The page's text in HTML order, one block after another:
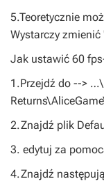
5.Teoretycznie
Wystarczy
Jak ustawić 60
1.Przejdź do -->
2.Znajdź plik
3. edytuj za
4.Znajdź